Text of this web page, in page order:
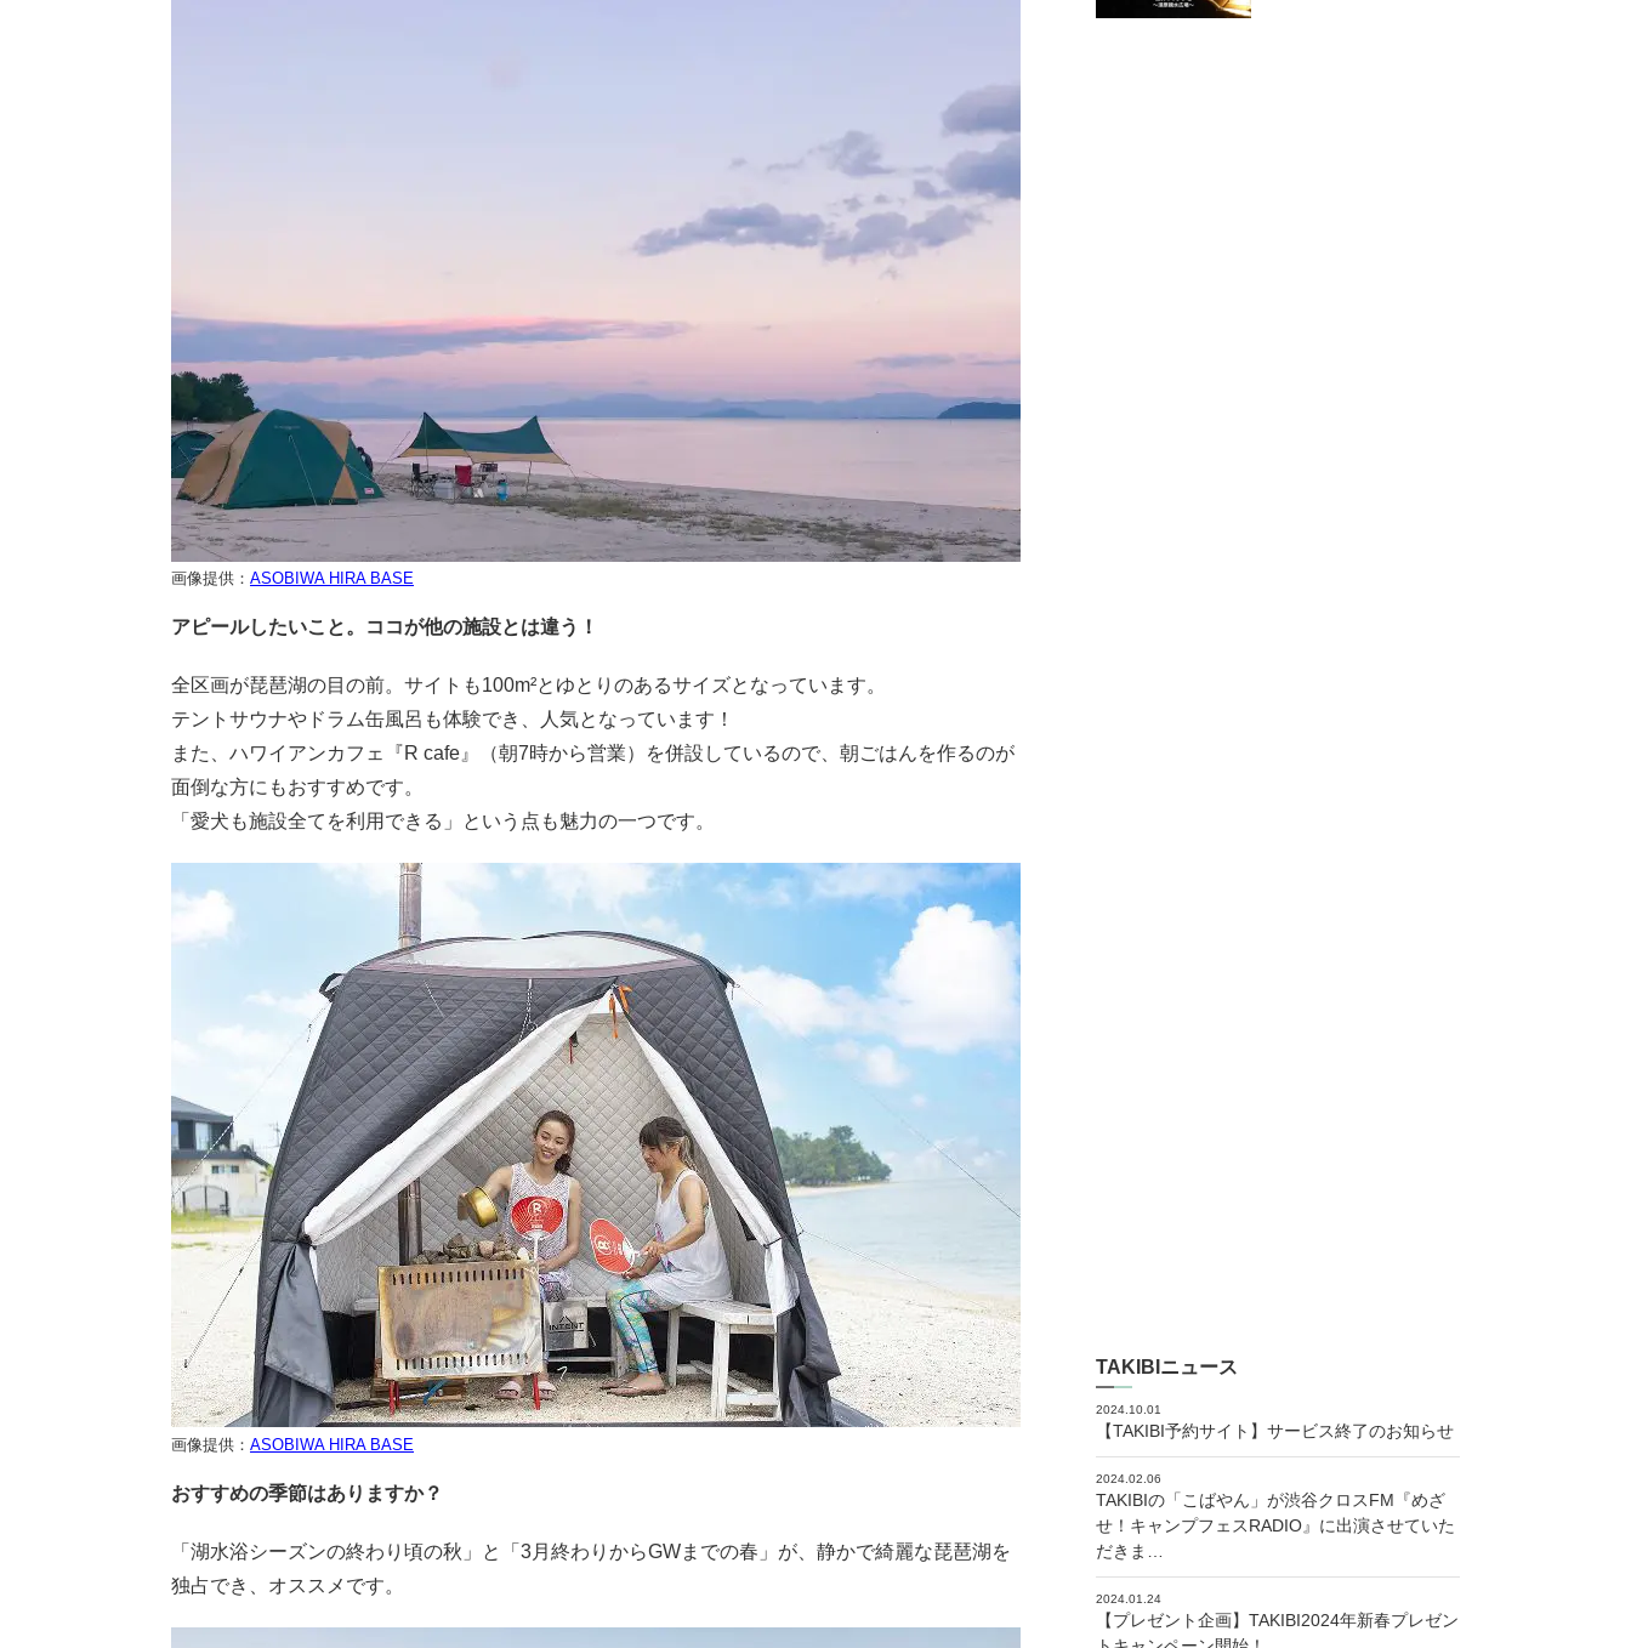
画像提供： ASOBIWA HIRA BASE
アピールしたいこと。ココが他の施設とは違う！
全区画が琵琶湖の目の前。サイトも100m²とゆとりのあるサイズとなっています。
テントサウナやドラム缶風呂も体験でき、人気となっています！
また、ハワイアンカフェ『R cafe』（朝7時から営業）を併設しているので、朝ごはんを作るのが
面倒な方にもおすすめです。
「愛犬も施設全てを利用できる」という点も魅力の一つです。
画像提供： ASOBIWA HIRA BASE
おすすめの季節はありますか？
「湖水浴シーズンの終わり頃の秋」と「3月終わりからGWまでの春」が、静かで綺麗な琵琶湖を
独占でき、オススメです。
TAKIBIニュース
2024.10.01
【TAKIBI予約サイト】サービス終了のお知らせ
2024.02.06
TAKIBIの「こばやん」が渋谷クロスFM『めざ
せ！キャンプフェスRADIO』に出演させていた
だきま…
2024.01.24
【プレゼント企画】TAKIBI2024年新春プレゼン